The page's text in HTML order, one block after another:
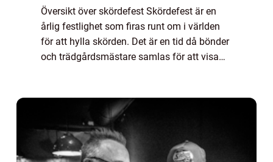
Översikt över skördefest Skördefest är en
årlig festlighet som firas runt om i världen
för att hylla skörden. Det är en tid då bönder
och trädgårdsmästare samlas för att visa